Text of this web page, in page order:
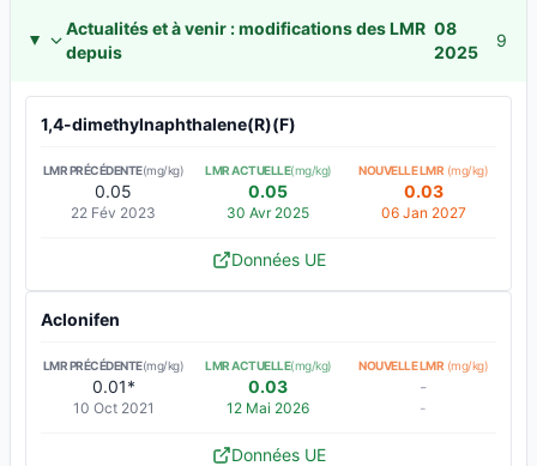
Actualités et à venir : modifications des LMR
depuis
08
2025
9
1,4-dimethylnaphthalene(R)(F)
LMR PRÉCÉDENTE(mg/kg)
0.05
22 Fév 2023
LMR ACTUELLE(mg/kg)
0.05
30 Avr 2025
NOUVELLE LMR (mg/kg)
0.03
06 Jan 2027
Données UE
Aclonifen
LMR PRÉCÉDENTE(mg/kg)
0.01*
10 Oct 2021
LMR ACTUELLE(mg/kg)
0.03
12 Mai 2026
NOUVELLE LMR (mg/kg)
-
-
Données UE